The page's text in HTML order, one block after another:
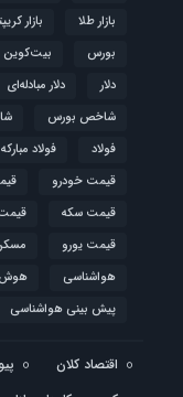
بازار طلا
بازار
بورس
بیت‌کوین
دلار
دلار مبادله‌ای
شاخص بورس
فولاد
فولاد مبارکه
قیمت خودرو
قیمت سکه
قیمت یورو
هواشناسی
هوش
پیش بینی هواشناسی
اقتصاد کلان